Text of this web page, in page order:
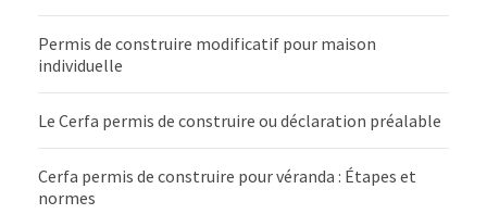
Permis de construire modificatif pour maison
individuelle
Le Cerfa permis de construire ou déclaration préalable
Cerfa permis de construire pour véranda : Étapes et
normes